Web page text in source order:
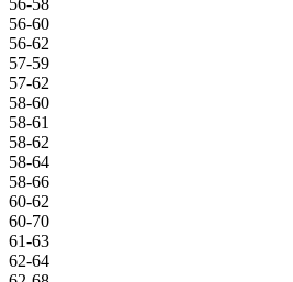
56-60
56-62
57-59
57-62
58-60
58-61
58-62
58-64
58-66
60-62
60-70
61-63
62-64